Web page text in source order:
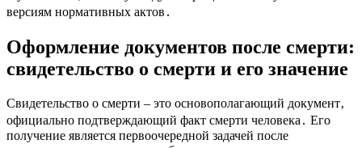
версиям нормативных актов․
Оформление документов после смерти:
свидетельство о смерти и его значение
Свидетельство о смерти – это основополагающий документ‚
официально подтверждающий факт смерти человека․ Его
получение является первоочередной задачей после